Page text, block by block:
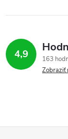
p
r
v 4,9
163
Zobraziť